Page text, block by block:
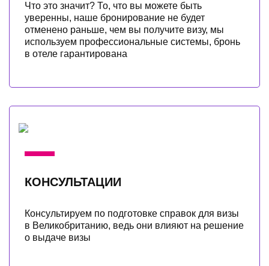
Что это значит? То, что вы можете быть
уверенны, наше бронирование не будет
отменено раньше, чем вы получите визу, мы
используем професcиональные системы, бронь
в отеле гарантирована
КОНСУЛЬТАЦИИ
Консультируем по подготовке справок для визы
в Великобританию, ведь они влияют на решение
о выдаче визы